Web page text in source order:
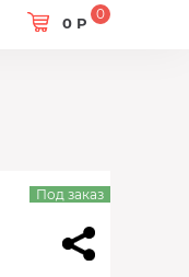
0 Р
0
Под заказ